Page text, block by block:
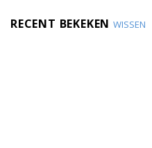
RECENT BEKEKEN WISSEN